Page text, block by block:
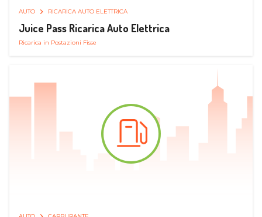
AUTO RICARICA AUTO ELETTRICA
Juice Pass Ricarica Auto Elettrica
Ricarica in Postazioni Fisse